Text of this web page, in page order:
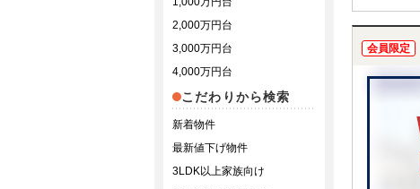
会員限定
2,000万円台
3,000万円台
4,000万円台
こだわりから検索
新着物件
最新値下げ物件
3LDK以上家族向け